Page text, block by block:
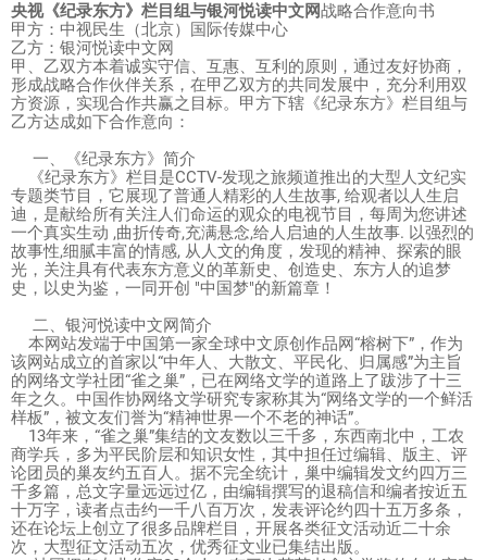
央视《纪录东方》栏目组与银河悦读中文网战略合作意向书
甲方：中视民生（北京）国际传媒中心
乙方：银河悦读中文网
甲、乙双方本着诚实守信、互惠、互利的原则，通过友好协商，
形成战略合作伙伴关系，在甲乙双方的共同发展中，充分利用双
方资源，实现合作共赢之目标。甲方下辖《纪录东方》栏目组与
乙方达成如下合作意向：
一、《纪录东方》简介
《纪录东方》栏目是CCTV-发现之旅频道推出的大型人文纪实
专题类节目，它展现了普通人精彩的人生故事, 给观者以人生启
迪，是献给所有关注人们命运的观众的电视节目，每周为您讲述
一个真实生动 ,曲折传奇,充满悬念,给人启迪的人生故事. 以强烈的
故事性,细腻丰富的情感, 从人文的角度，发现的精神、探索的眼
光，关注具有代表东方意义的革新史、创造史、东方人的追梦
史，以史为鉴，一同开创 "中国梦"的新篇章！
二、银河悦读中文网简介
本网站发端于中国第一家全球中文原创作品网“榕树下”，作为
该网站成立的首家以“中年人、大散文、平民化、归属感”为主旨
的网络文学社团“雀之巢”，已在网络文学的道路上了跋涉了十三
年之久。中国作协网络文学研究专家称其为“网络文学的一个鲜活
样板”，被文友们誉为“精神世界一个不老的神话”。
13年来，“雀之巢”集结的文友数以三千多，东西南北中，工农
商学兵，多为平民阶层和知识女性，其中担任过编辑、版主、评
论团员的巢友约五百人。据不完全统计，巢中编辑发文约四万三
千多篇，总文字量远远过亿，由编辑撰写的退稿信和编者按近五
十万字，读者点击约一千八百万次，发表评论约四十五万多条，
还在论坛上创立了很多品牌栏目，开展各类征文活动近二十余
次，大型征文活动五次，优秀征文业已集结出版。